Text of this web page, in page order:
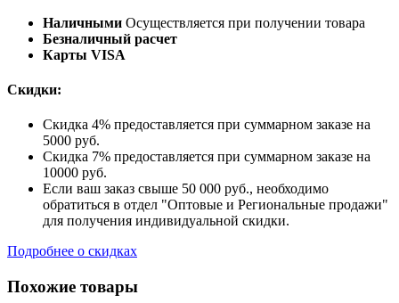
Наличными Осуществляется при получении товара
Безналичный расчет
Карты VISA
Скидки:
Скидка 4% предоставляется при суммарном заказе на
5000 руб.
Скидка 7% предоставляется при суммарном заказе на
10000 руб.
Если ваш заказ свыше 50 000 руб., необходимо
обратиться в отдел "Оптовые и Региональные продажи"
для получения индивидуальной скидки.
Подробнее о скидках
Похожие товары